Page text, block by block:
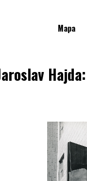
Mapa
Hajda: